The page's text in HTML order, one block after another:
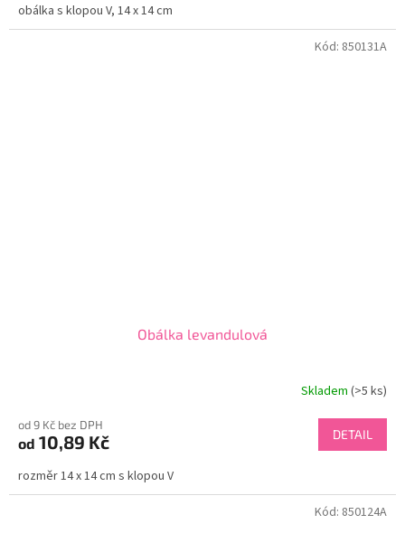
obálka s klopou V, 14 x 14 cm
Obálka levandulová
Skladem (>5 ks)
od 9 Kč bez DPH
od 10,89 Kč DETAIL
rozměr 14 x 14 cm s klopou V
Kód: 850131A
Kód: 850124A